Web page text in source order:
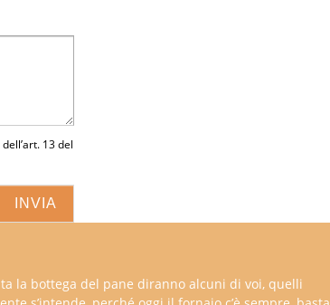
13 del
la bottega del pane diranno alcuni di voi, quelli